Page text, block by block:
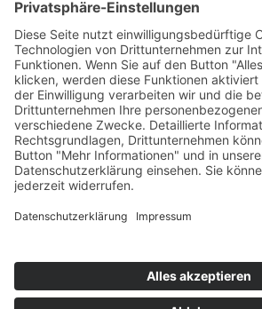
und gespeichert werden.
ROSTFREI-STAHL